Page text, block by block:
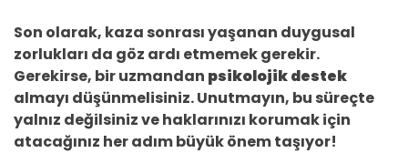
Son olarak, kaza sonrası yaşanan duygusal
zorlukları da göz ardı etmemek gerekir.
Gerekirse, bir uzmandan psikolojik destek
almayı düşünmelisiniz. Unutmayın, bu süreçte
yalnız değilsiniz ve haklarınızı korumak için
atacağınız her adım büyük önem taşıyor!